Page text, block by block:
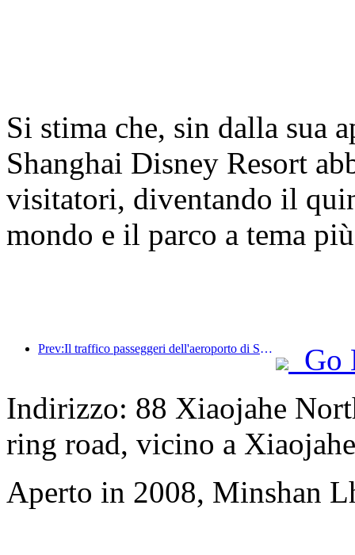
Si stima che, sin dalla sua
Shanghai Disney Resort
visitatori, diventando il
mondo e il parco a tema
Prev:Il traffico passeggeri dell'aeroporto di Shenzhen ha superato i 3 milioni quest'anno, stabilendo un nuovo record per lo stesso periodo.
Go
Indirizzo: 88 Xiaojahe
ring road, vicino a
Aperto in 2008, Minshan